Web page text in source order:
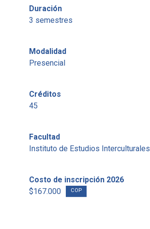
Duración
3 semestres
Modalidad
Presencial
Créditos
45
Facultad
Instituto de Estudios Interculturales
Costo de inscripción 2026
$167.000
COP